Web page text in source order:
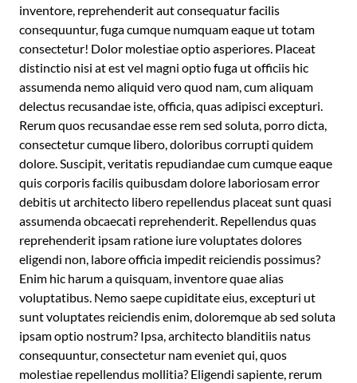
inventore, reprehenderit aut consequatur facilis
consequuntur, fuga cumque numquam eaque ut totam
consectetur! Dolor molestiae optio asperiores. Placeat
distinctio nisi at est vel magni optio fuga ut officiis hic
assumenda nemo aliquid vero quod nam, cum aliquam
delectus recusandae iste, officia, quas adipisci excepturi.
Rerum quos recusandae esse rem sed soluta, porro dicta,
consectetur cumque libero, doloribus corrupti quidem
dolore. Suscipit, veritatis repudiandae cum cumque eaque
quis corporis facilis quibusdam dolore laboriosam error
debitis ut architecto libero repellendus placeat sunt quasi
assumenda obcaecati reprehenderit. Repellendus quas
reprehenderit ipsam ratione iure voluptates dolores
eligendi non, labore officia impedit reiciendis possimus?
Enim hic harum a quisquam, inventore quae alias
voluptatibus. Nemo saepe cupiditate eius, excepturi ut
sunt voluptates reiciendis enim, doloremque ab sed soluta
ipsam optio nostrum? Ipsa, architecto blanditiis natus
consequuntur, consectetur nam eveniet qui, quos
molestiae repellendus mollitia? Eligendi sapiente, rerum